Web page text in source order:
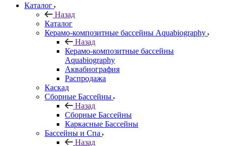
Каталог
Назад
Каталог
Керамо-композитные бассейны Aquabiography
Назад
Керамо-композитные бассейны
Aquabiography
Аквабиография
Распродажа
Каскад
Сборные Бассейны
Назад
Сборные Бассейны
Каркасные Бассейны
Бассейны и Спа
Назад